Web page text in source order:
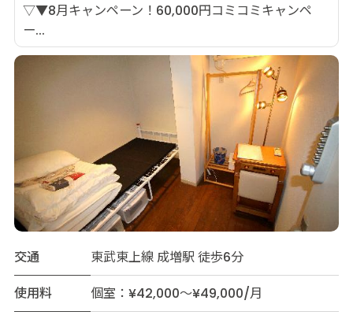
▽▼8月キャンペーン！60,000円コミコミキャンペ
ー...
交通
東武東上線 成増駅 徒歩6分
使用料
個室：¥42,000～¥49,000/月